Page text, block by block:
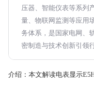
压器、智能仪表等系列
量、物联网监测等应用
务体系，是国家电网、
密制造与技术创新引领
介绍： 本文解读电表显示